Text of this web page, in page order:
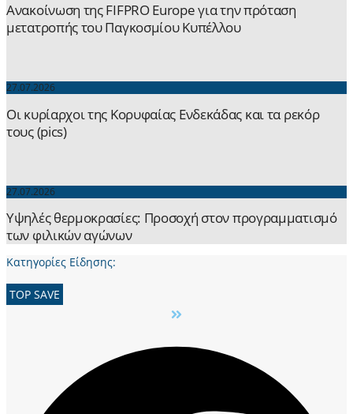
Ανακοίνωση της FIFPRO Europe για την πρόταση
μετατροπής του Παγκοσμίου Κυπέλλου
27.07.2026
Οι κυρίαρχοι της Κορυφαίας Ενδεκάδας και τα ρεκόρ
τους (pics)
27.07.2026
Yψηλές θερμοκρασίες: Προσοχή στον προγραμματισμό
των φιλικών αγώνων
Κατηγορίες Είδησης:
TOP SAVE